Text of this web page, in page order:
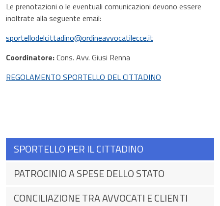
Le prenotazioni o le eventuali comunicazioni devono essere
inoltrate alla seguente email:
sportellodelcittadino@ordineavvocatilecce.it
Coordinatore:Cons. Avv. Giusi Renna
REGOLAMENTO SPORTELLO DEL CITTADINO
SPORTELLO PER IL CITTADINO
PATROCINIO A SPESE DELLO STATO
CONCILIAZIONE TRA AVVOCATI E CLIENTI